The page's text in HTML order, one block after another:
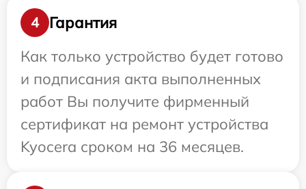
4
Гарантия
Как только устройство будет готово
и подписания акта выполненных
работ Вы получите фирменный
сертификат на ремонт устройства
Kyocera сроком на 36 месяцев.